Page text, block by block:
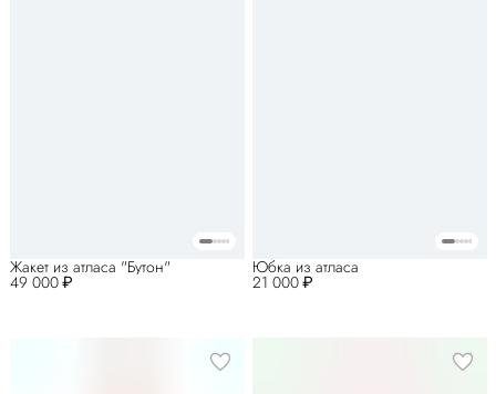
49 000 ₽
Жакет из атласа "Бутон"
21 000 ₽
Юбка из атласа